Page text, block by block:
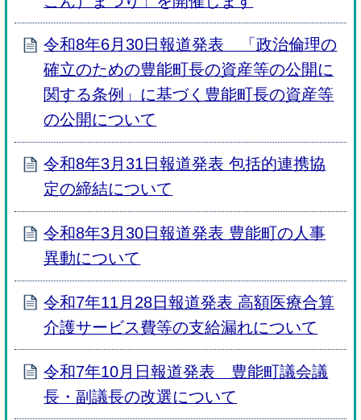
令和8年6月30日報道発表 「政治倫理の
確立のための豊能町長の資産等の公開に
関する条例」に基づく豊能町長の資産等
の公開について
令和8年3月31日報道発表 包括的連携協
定の締結について
令和8年3月30日報道発表 豊能町の人事
異動について
令和7年11月28日報道発表 高額医療合算
介護サービス費等の支給漏れについて
令和7年10月日報道発表 豊能町議会議
長・副議長の改選について